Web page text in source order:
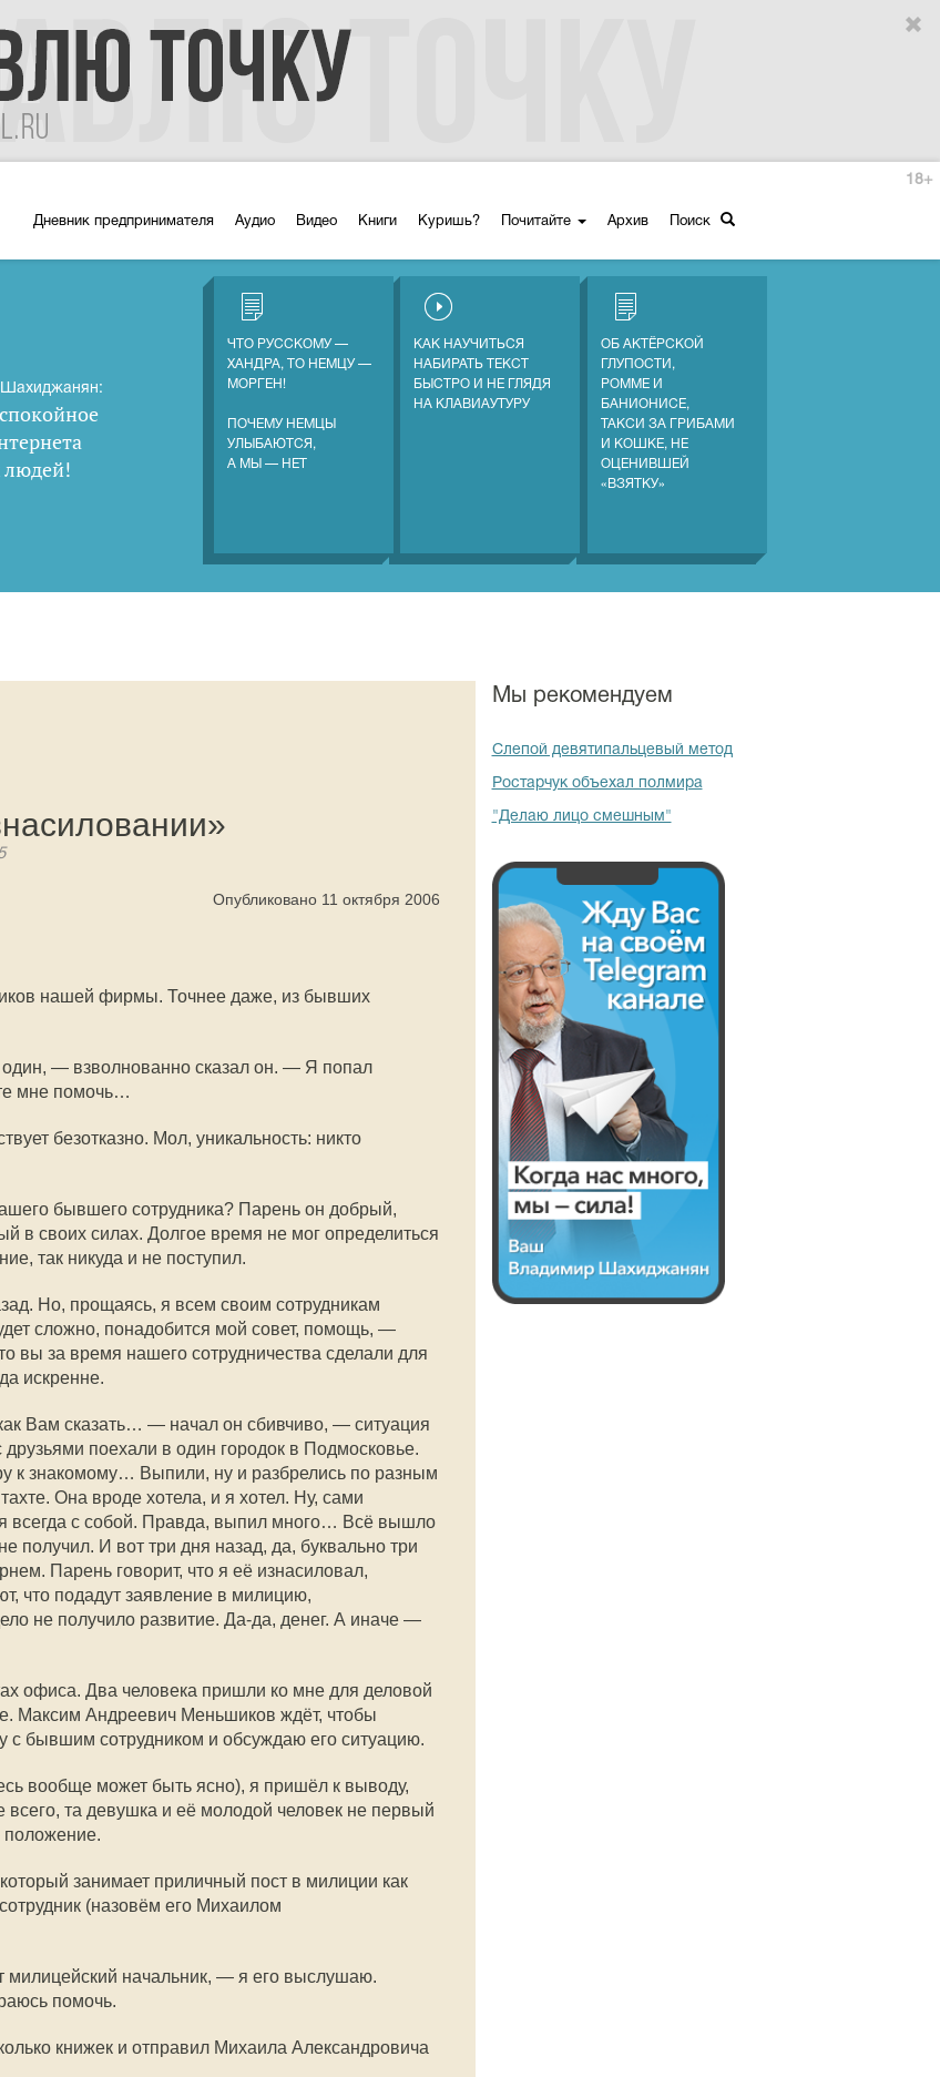
Дневник предпринимателя Аудио Видео Книги Куришь? Почитайте Архив Поиск
18+
людей!
ЧТО РУССКОМУ —
ХАНДРА, ТО НЕМЦУ —
МОРГЕН!
ПОЧЕМУ НЕМЦЫ
УЛЫБАЮТСЯ,
А МЫ — НЕТ
КАК НАУЧИТЬСЯ
НАБИРАТЬ ТЕКСТ
БЫСТРО И НЕ ГЛЯДЯ
НА КЛАВИАУТУРУ
ОБ АКТЁРСКОЙ
ГЛУПОСТИ,
РОММЕ И
БАНИОНИСЕ,
ТАКСИ ЗА ГРИБАМИ
И КОШКЕ, НЕ
ОЦЕНИВШЕЙ
«ВЗЯТКУ»
Опубликовано 11 октября 2006
нашей фирмы. Точнее даже, из бывших
— взволнованно сказал он. — Я попал
мне помочь…
безотказно. Мол, уникальность: никто
бывшего сотрудника? Парень он добрый,
в своих силах. Долгое время не мог определиться
так никуда и не поступил.
Но, прощаясь, я всем своим сотрудникам
сложно, понадобится мой совет, помощь, —
вы за время нашего сотрудничества сделали для
искренне.
Вам сказать… — начал он сбивчиво, — ситуация
поехали в один городок в Подмосковье.
к знакомому… Выпили, ну и разбрелись по разным
Она вроде хотела, и я хотел. Ну, сами
всегда с собой. Правда, выпил много… Всё вышло
получил. И вот три дня назад, да, буквально три
Парень говорит, что я её изнасиловал,
что подадут заявление в милицию,
не получило развитие. Да-да, денег. А иначе —
офиса. Два человека пришли ко мне для деловой
Максим Андреевич Меньшиков ждёт, чтобы
бывшим сотрудником и обсуждаю его ситуацию.
вообще может быть ясно), я пришёл к выводу,
та девушка и её молодой человек не первый
положение.
занимает приличный пост в милиции как
(назовём его Михаилом
начальник, — я его выслушаю.
помочь.
книжек и отправил Михаила Александровича
Мы рекомендуем
Слепой девятипальцевый метод
Ростарчук объехал полмира
"Делаю лицо смешным"